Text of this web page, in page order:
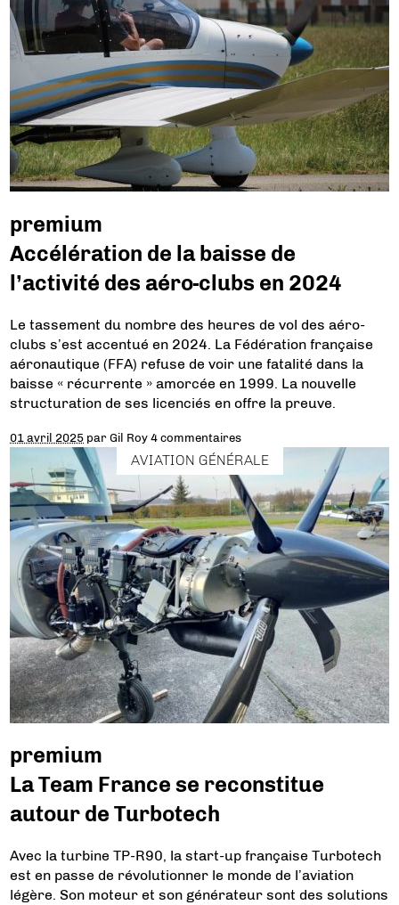
premium
Accélération de la baisse de
l’activité des aéro-clubs en 2024
Le tassement du nombre des heures de vol des aéro-
clubs s’est accentué en 2024. La Fédération française
aéronautique (FFA) refuse de voir une fatalité dans la
baisse « récurrente » amorcée en 1999. La nouvelle
structuration de ses licenciés en offre la preuve.
01 avril 2025 parGil Roy 4 commentaires
AVIATION GÉNÉRALE
premium
La Team France se reconstitue
autour de Turbotech
Avec la turbine TP-R90, la start-up française Turbotech
est en passe de révolutionner le monde de l’aviation
légère. Son moteur et son générateur sont des solutions